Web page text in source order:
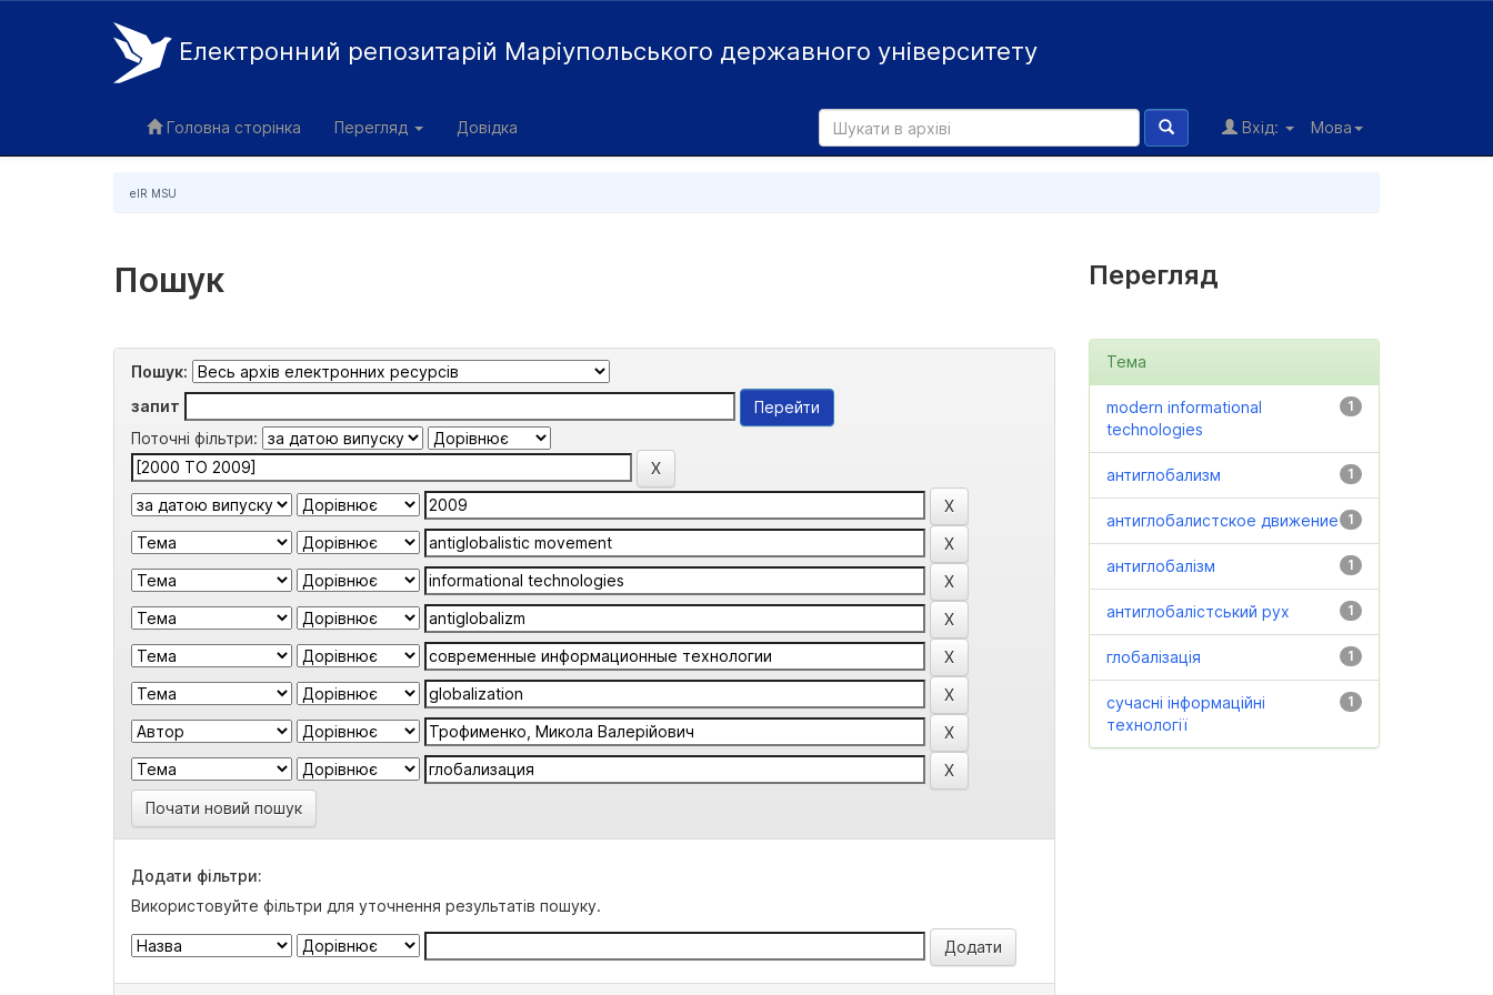
Електронний репозитарій Маріупольського державного університету
Головна сторінка Перегляд Довідка Мова
Вхід:
eIR MSU
Пошук
Пошук:
запит
Поточні фільтри:
Почати новий пошук
Додати фільтри:
Використовуйте фільтри для уточнення результатів пошуку.
Перегляд
Тема
1
modern informational
technologies
1
антиглобализм
1
антиглобалистское движение
1
антиглобалізм
1
антиглобалістський рух
1
глобалізація
1
сучасні інформаційні
технології